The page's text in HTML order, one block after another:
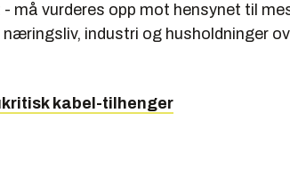
må vurderes opp mot hensynet til
industri og husholdninger
kabel-tilhenger